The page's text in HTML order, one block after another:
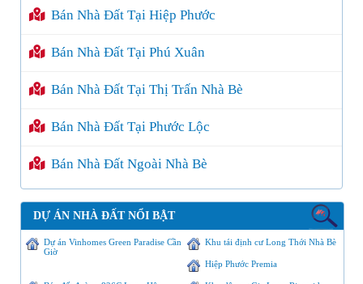
Bán Nhà Đất Tại Hiệp Phước
Bán Nhà Đất Tại Phú Xuân
Bán Nhà Đất Tại Thị Trấn Nhà Bè
Bán Nhà Đất Tại Phước Lộc
Bán Nhà Đất Ngoài Nhà Bè
DỰ ÁN NHÀ ĐẤT NỔI BẬT
Dự án Vinhomes Green Paradise Cần
Giờ
Khu tái định cư Long Thới Nhà Bè
Hiệp Phước Premia